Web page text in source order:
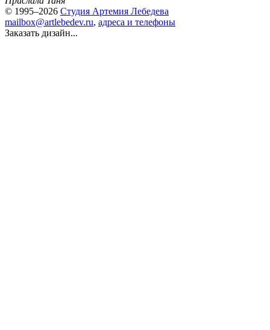
© 1995–2026 Студия Артемия Лебедева
mailbox@artlebedev.ru, адреса и телефоны
Заказать дизайн...